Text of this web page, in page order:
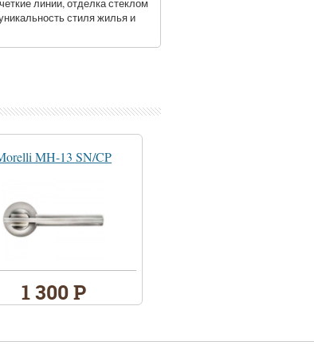
линии, отделка стеклом
стиля жилья и
MH-13 SN/CP
1 300 Р